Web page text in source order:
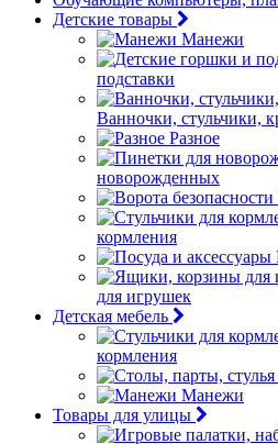
Детские товары
Манежи
подставки
Ванночки, стульчики,
Разное
новорожденных
кормления
для игрушек
Детская мебель
кормления
Манежи
Товары для улицы